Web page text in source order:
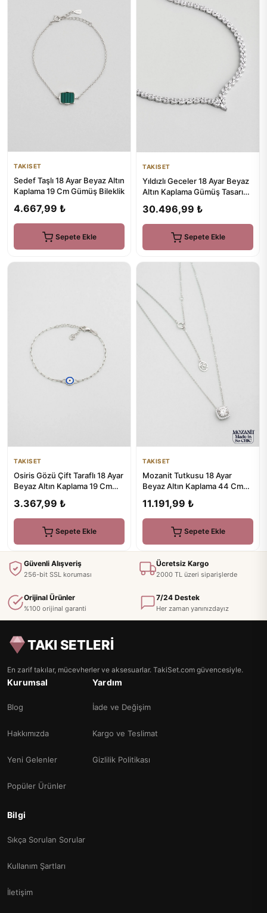
TAKISET
Sedef Taşlı 18 Ayar Beyaz Altın
Kaplama 19 Cm Gümüş Bileklik
4.667,99 ₺
Sepete Ekle
TAKISET
Yıldızlı Geceler 18 Ayar Beyaz
Altın Kaplama Gümüş Tasarım
30.496,99 ₺
Sepete Ekle
TAKISET
Osiris Gözü Çift Taraflı 18 Ayar
Beyaz Altın Kaplama 19 Cm
3.367,99 ₺
Sepete Ekle
TAKISET
Mozanit Tutkusu 18 Ayar
Beyaz Altın Kaplama 44 Cm
11.191,99 ₺
Sepete Ekle
Güvenli Alışveriş
256-bit SSL koruması
Ücretsiz Kargo
2000 TL üzeri siparişlerde
Orijinal Ürünler
%100 orijinal garanti
7/24 Destek
Her zaman yanınızdayız
TAKI SETLERİ
En zarif takılar, mücevherler ve aksesuarlar. TakiSet.com güvencesiyle.
Kurumsal
Blog
Hakkımızda
Yeni Gelenler
Popüler Ürünler
Yardım
İade ve Değişim
Kargo ve Teslimat
Gizlilik Politikası
Bilgi
Sıkça Sorulan Sorular
Kullanım Şartları
İletişim